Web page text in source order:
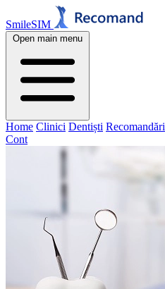
SmileSIM
Open main menu
Home Clinici Dentiști Recomandări
Cont